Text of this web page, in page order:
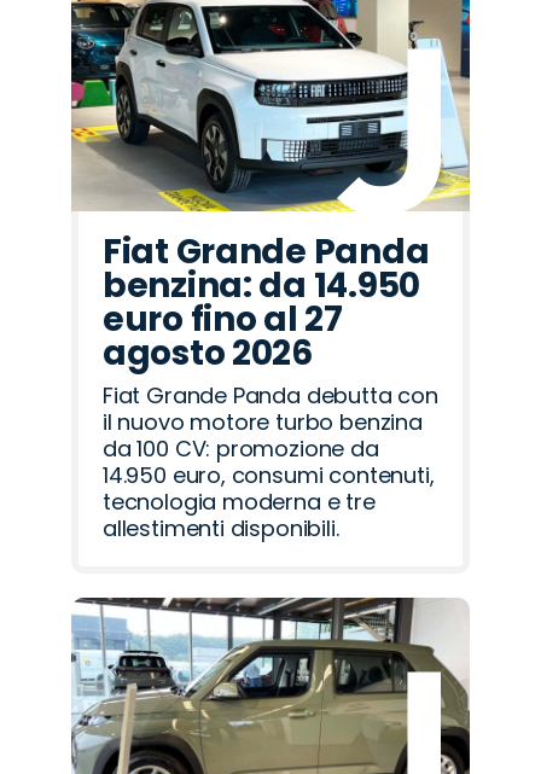
Fiat Grande Panda
benzina: da 14.950
euro fino al 27
agosto 2026
Fiat Grande Panda debutta con
il nuovo motore turbo benzina
da 100 CV: promozione da
14.950 euro, consumi contenuti,
tecnologia moderna e tre
allestimenti disponibili.